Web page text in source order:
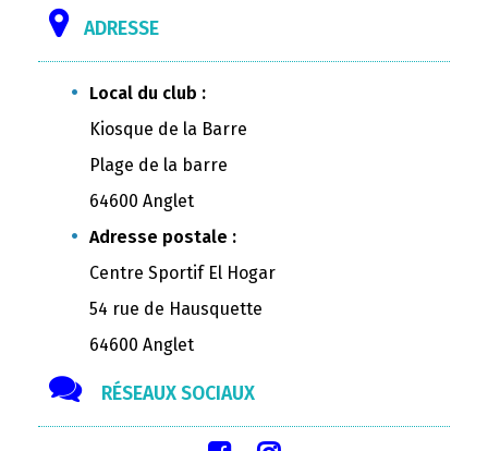
ADRESSE
Local du club :
Kiosque de la Barre
Plage de la barre
64600 Anglet
Adresse postale :
Centre Sportif El Hogar
54 rue de Hausquette
64600 Anglet
RÉSEAUX SOCIAUX